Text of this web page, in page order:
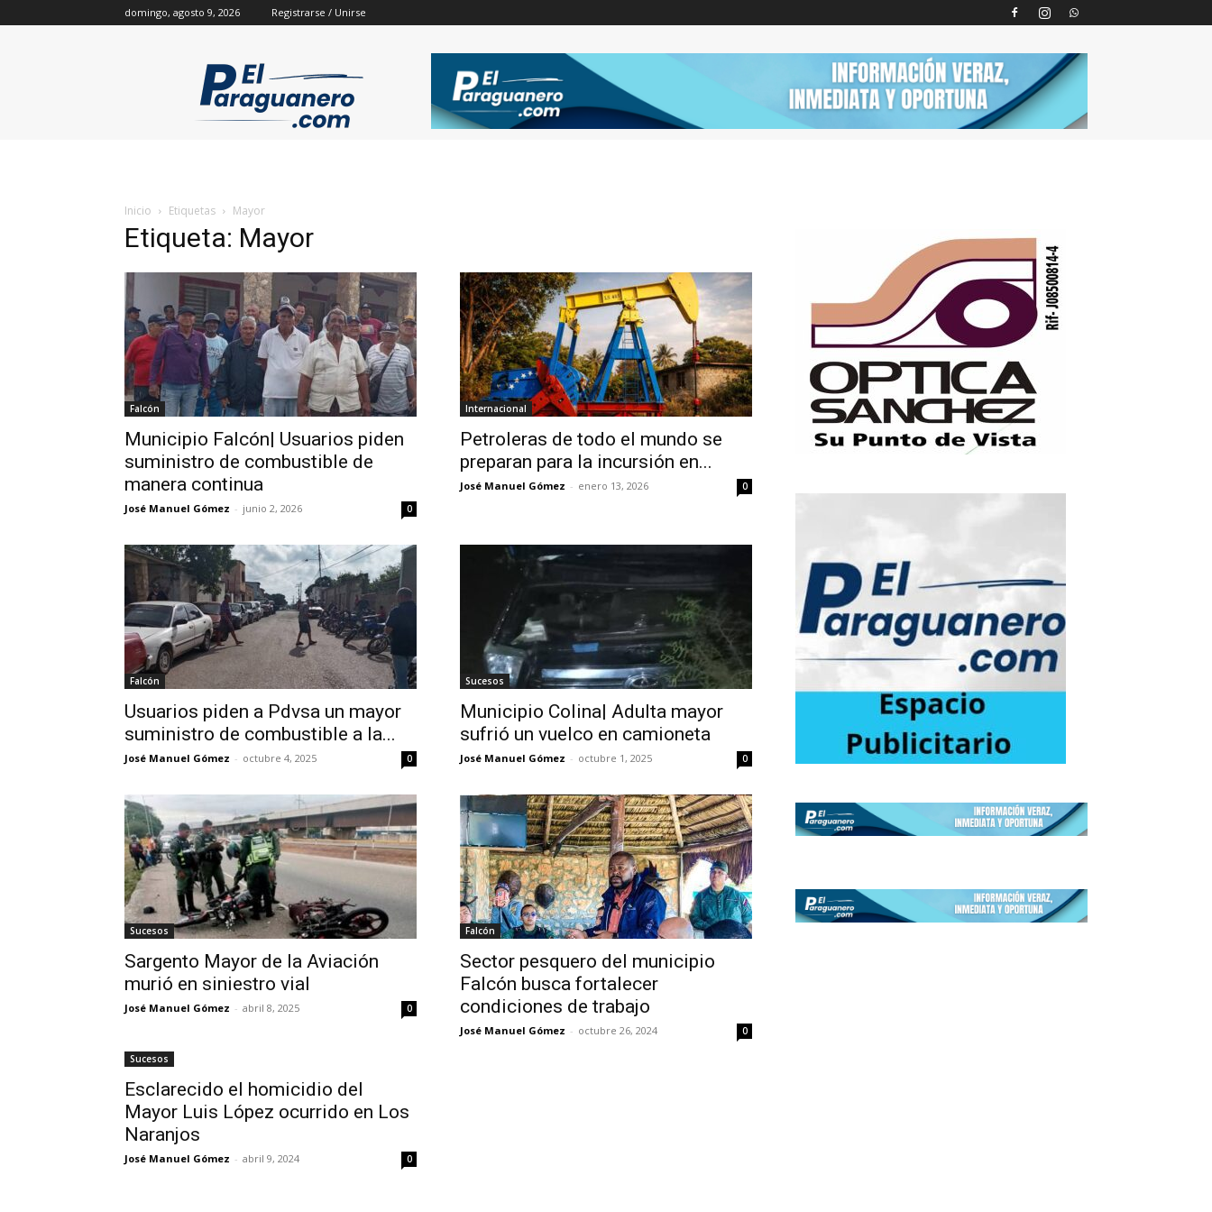
domingo, agosto 9, 2026 Registrarse / Unirse
Inicio Etiquetas Mayor
Etiqueta: Mayor
Falcón
Municipio Falcón| Usuarios piden
suministro de combustible de
manera continua
José Manuel Gómez - junio 2, 2026 0
Internacional
Petroleras de todo el mundo se
preparan para la incursión en...
José Manuel Gómez - enero 13, 2026 0
Falcón
Usuarios piden a Pdvsa un mayor
suministro de combustible a la...
José Manuel Gómez - octubre 4, 2025 0
Sucesos
Municipio Colina| Adulta mayor
sufrió un vuelco en camioneta
José Manuel Gómez - octubre 1, 2025 0
Sucesos
Sargento Mayor de la Aviación
murió en siniestro vial
José Manuel Gómez - abril 8, 2025 0
Falcón
Sector pesquero del municipio
Falcón busca fortalecer
condiciones de trabajo
José Manuel Gómez - octubre 26, 2024 0
Sucesos
Esclarecido el homicidio del
Mayor Luis López ocurrido en Los
Naranjos
José Manuel Gómez - abril 9, 2024 0